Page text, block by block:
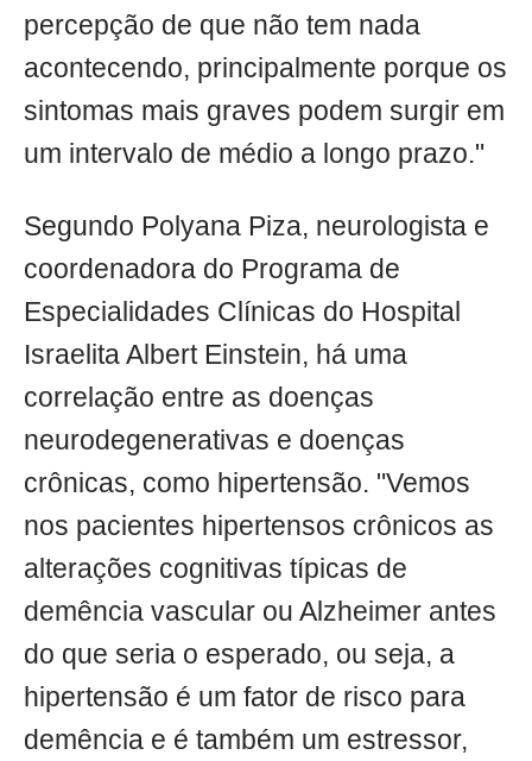
percepção de que não tem nada
acontecendo, principalmente porque os
sintomas mais graves podem surgir em
um intervalo de médio a longo prazo."
Segundo Polyana Piza, neurologista e
coordenadora do Programa de
Especialidades Clínicas do Hospital
Israelita Albert Einstein, há uma
correlação entre as doenças
neurodegenerativas e doenças
crônicas, como hipertensão. "Vemos
nos pacientes hipertensos crônicos as
alterações cognitivas típicas de
demência vascular ou Alzheimer antes
do que seria o esperado, ou seja, a
hipertensão é um fator de risco para
demência e é também um estressor,